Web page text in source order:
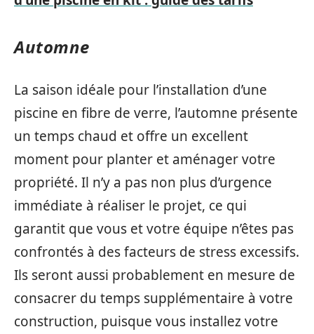
Automne
La saison idéale pour l’installation d’une
piscine en fibre de verre, l’automne présente
un temps chaud et offre un excellent
moment pour planter et aménager votre
propriété. Il n’y a pas non plus d’urgence
immédiate à réaliser le projet, ce qui
garantit que vous et votre équipe n’êtes pas
confrontés à des facteurs de stress excessifs.
Ils seront aussi probablement en mesure de
consacrer du temps supplémentaire à votre
construction, puisque vous installez votre